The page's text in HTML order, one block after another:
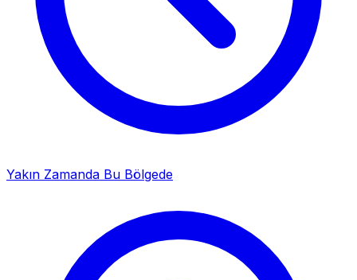
Yakın Zamanda Bu Bölgede